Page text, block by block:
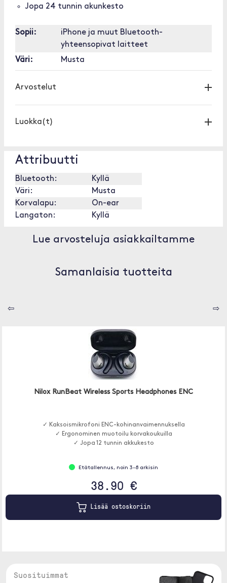
Jopa 24 tunnin akunkesto
Sopii:
iPhone ja muut Bluetooth-
yhteensopivat laitteet
Väri:
Musta
Arvostelut
Luokka(t)
Attribuutti
Bluetooth:
Kyllä
Väri:
Musta
Korvalapu:
On-ear
Langaton:
Kyllä
Lue arvosteluja asiakkailtamme
Samanlaisia tuotteita
⇦ ⇨
Nilox RunBeat Wireless Sports Headphones ENC
✓ Kaksoismikrofoni ENC-kohinanvaimennuksella
✓ Ergonominen muotoilu korvakoukuilla
✓ Jopa 12 tunnin akkukesto
Etätallennus, noin 3-8 arkisin
38.90 €
Lisää ostoskoriin
Suosituimmat